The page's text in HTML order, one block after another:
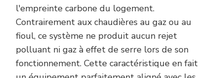
l'empreinte carbone du logement.
Contrairement aux chaudières au gaz ou au
fioul, ce système ne produit aucun rejet
polluant ni gaz à effet de serre lors de son
fonctionnement. Cette caractéristique en fait